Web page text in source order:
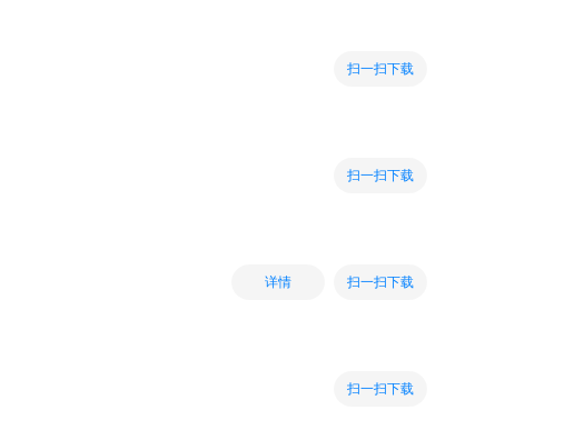
扫一扫下载
扫一扫下载
详情 扫一扫下载
扫一扫下载